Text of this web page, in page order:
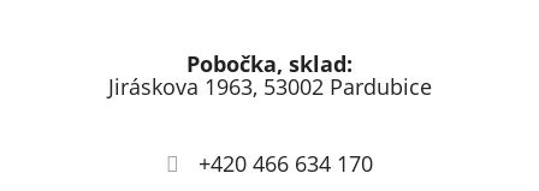
Pobočka, sklad:
Jiráskova 1963, 53002 Pardubice
+420 466 634 170